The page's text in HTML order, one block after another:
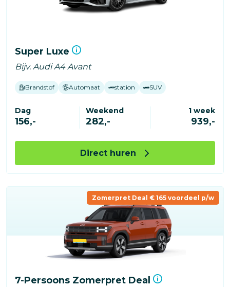
Super Luxe
Bijv. Audi A4 Avant
Brandstof Automaat station SUV
Dag
156,-
Weekend
282,-
1 week
939,-
Direct huren
Zomerpret Deal € 165 voordeel p/w
7-Persoons Zomerpret Deal